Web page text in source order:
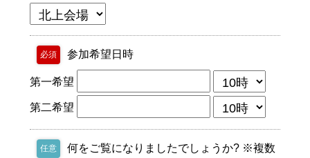
必須 参加希望日時
第一希望
第二希望
任意
何をご覧になりましたでしょうか? ※複数